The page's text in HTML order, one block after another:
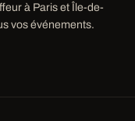
à Paris et Île-de-
vos événements.